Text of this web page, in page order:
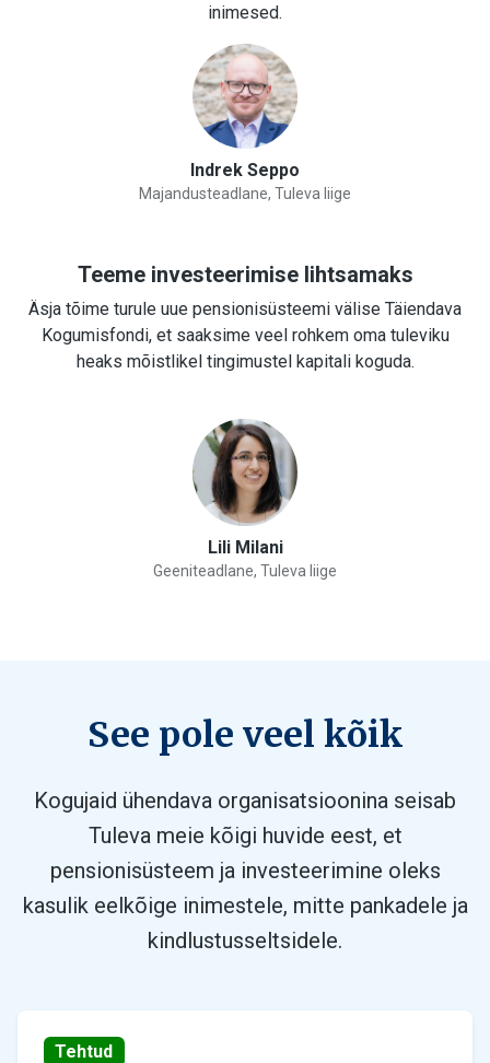
inimesed.
Indrek Seppo
Majandusteadlane, Tuleva liige
Teeme investeerimise lihtsamaks
Äsja tõime turule uue pensionisüsteemi välise Täiendava
Kogumisfondi, et saaksime veel rohkem oma tuleviku
heaks mõistlikel tingimustel kapitali koguda.
Lili Milani
Geeniteadlane, Tuleva liige
See pole veel kõik
Kogujaid ühendava organisatsioonina seisab
Tuleva meie kõigi huvide eest, et
pensionisüsteem ja investeerimine oleks
kasulik eelkõige inimestele, mitte pankadele ja
kindlustusseltsidele.
Tehtud